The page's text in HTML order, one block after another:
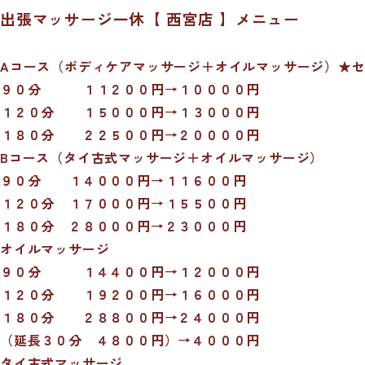
出張マッサージ一休【 西宮店 】メニュー
Aコース（ボディケアマッサージ＋オイルマッサージ）★
９０分 １１２００円→１００００円
１２０分 １５０００円→１３０００円
１８０分 ２２５００円→２００００円
Bコース（タイ古式マッサージ＋オイルマッサージ）
９０分 １４０００円→１１６００円
１２０分 １７０００円→１５５００円
１８０分 ２８０００円→２３０００円
オイルマッサージ
９０分 １４４００円→１２０００円
１２０分 １９２００円→１６０００円
１８０分 ２８８００円→２４０００円
（延長３０分 ４８００円）→４０００円